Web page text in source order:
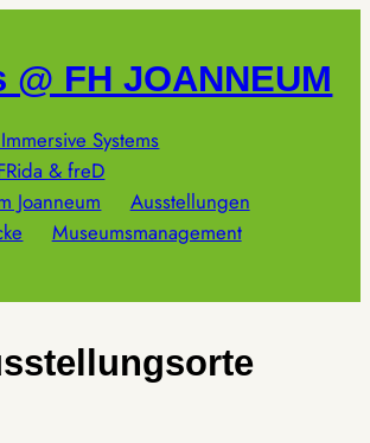
FH JOANNEUM
Systems
& freD
Joanneum
Ausstellungen
Museumsmanagement